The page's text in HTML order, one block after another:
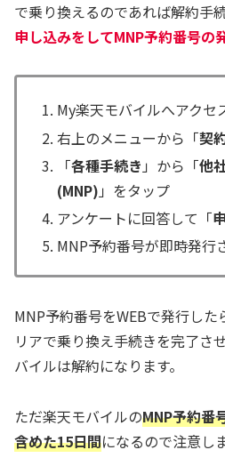
で乗り換えるのであれば解約手
申し込みをしてMNP予約番号の
My楽天モバイルへアクセ
右上のメニューから「契
「各種手続き 」から「他
(MNP) 」をタップ
アンケートに回答して「
MNP予約番号が即時発行
MNP予約番号をWEBで発行し
リアで乗り換え手続きを完了さ
バイルは解約になります。
ただ楽天モバイルのMNP予約番
含めた15日間になるので注意し